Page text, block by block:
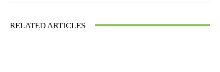
RELATED ARTICLES